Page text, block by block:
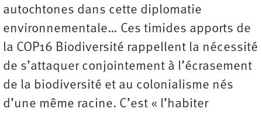
autochtones dans cette diplomatie
environnementale… Ces timides apports de
la COP16 Biodiversité rappellent la nécessité
de s’attaquer conjointement à l’écrasement
de la biodiversité et au colonialisme nés
d’une même racine. C’est « l’habiter